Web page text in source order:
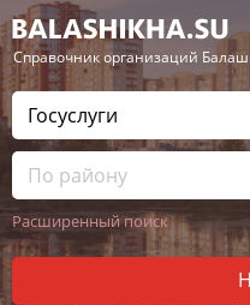
— Справочник организаций
Расширенный поиск